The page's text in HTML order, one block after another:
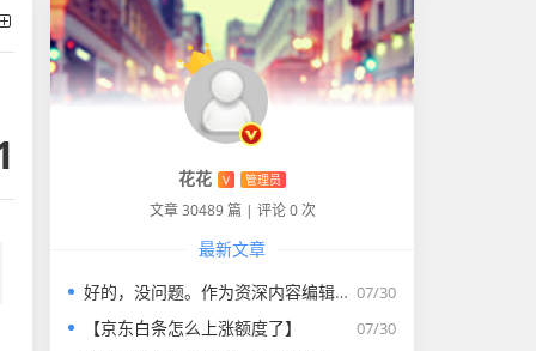
花花 V 管理员
文章 30489 篇 | 评论 0 次
最新文章
07/30
好的，没问题。作为资深内容编辑，我将为您打造一篇符合要求的专业教程文章。
07/30
【京东白条怎么上涨额度了】